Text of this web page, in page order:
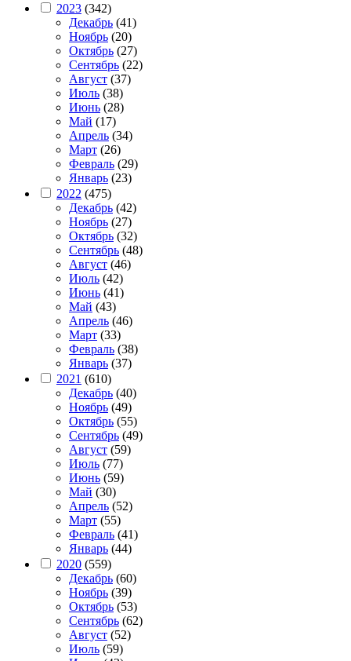
2023 (342)
Декабрь (41)
Ноябрь (20)
Октябрь (27)
Сентябрь (22)
Август (37)
Июль (38)
Июнь (28)
Май (17)
Апрель (34)
Март (26)
Февраль (29)
Январь (23)
2022 (475)
Декабрь (42)
Ноябрь (27)
Октябрь (32)
Сентябрь (48)
Август (46)
Июль (42)
Июнь (41)
Май (43)
Апрель (46)
Март (33)
Февраль (38)
Январь (37)
2021 (610)
Декабрь (40)
Ноябрь (49)
Октябрь (55)
Сентябрь (49)
Август (59)
Июль (77)
Июнь (59)
Май (30)
Апрель (52)
Март (55)
Февраль (41)
Январь (44)
2020 (559)
Декабрь (60)
Ноябрь (39)
Октябрь (53)
Сентябрь (62)
Август (52)
Июль (59)